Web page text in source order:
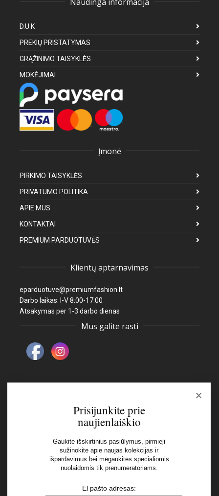
D.U.K
PREKIŲ PRISTATYMAS
GRĄŽINIMO TAISYKLĖS
MOKĖJIMAI
Įmonė
PIRKIMO TAISYKLĖS
PRIVATUMO POLITIKA
APIE MUS
KONTAKTAI
PREMIUM PARDUOTUVĖS
Klientų aptarnavimas
eparduotuve@premiumfashion.lt
Darbo laikas: I-V 8:00-17:00
Atsakymas per 1-3 darbo dienas
Mus galite rasti
Naujienlaiškis
Aš perskaičiau ir sutinku su Privatumo Politikos
×
Prisijunkite prie
naujienlaiškio
Gaukite išskirtinius pasiūlymus, pirmieji
sužinokite apie naujas kolekcijas ir
išpardavimus bei mėgaukitės specialiomis
nuolaidomis tik prenumeratoriams.
El pašto adresas: